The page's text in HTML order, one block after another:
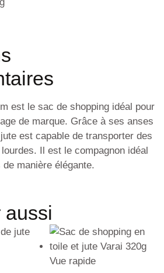
est le sac de shopping idéal pour
de marque. Grâce à ses anses
est capable de transporter des
Il est le compagnon idéal
manière élégante.
aussi
Vue rapide